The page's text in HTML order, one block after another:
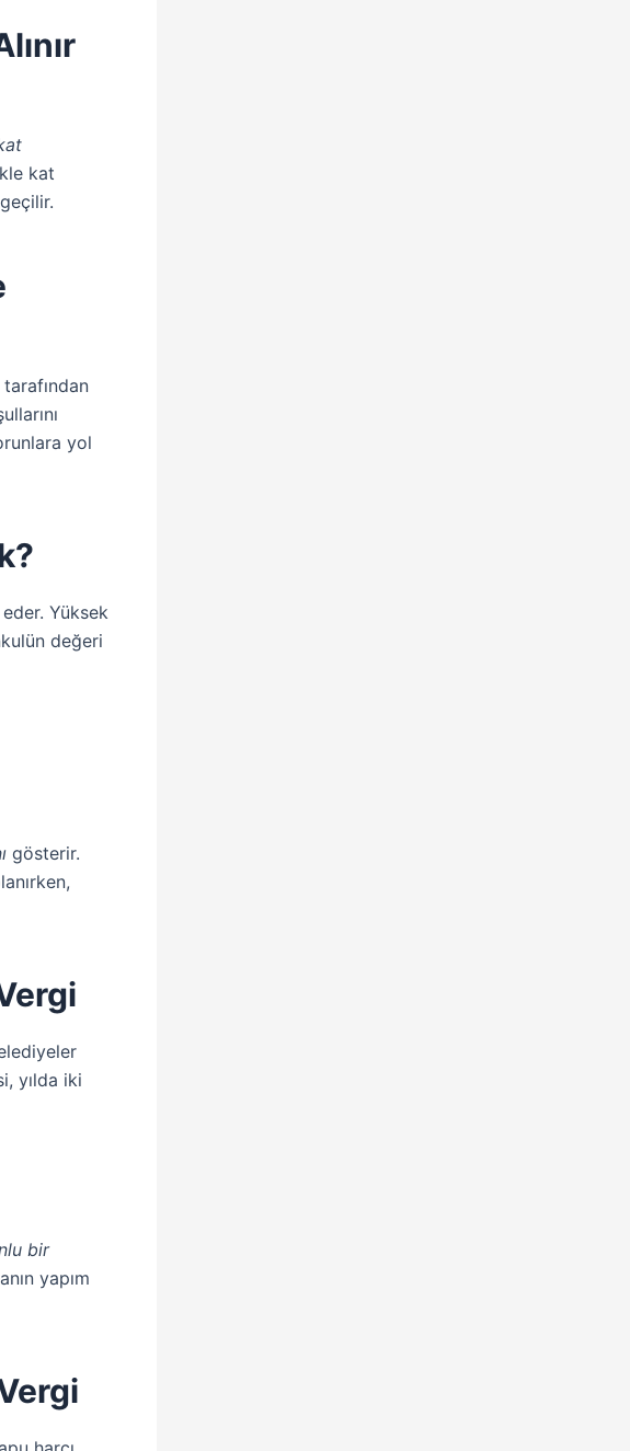
kat
yol
Yüksek
değeri
gösterir.
yılda iki
bir
yapım